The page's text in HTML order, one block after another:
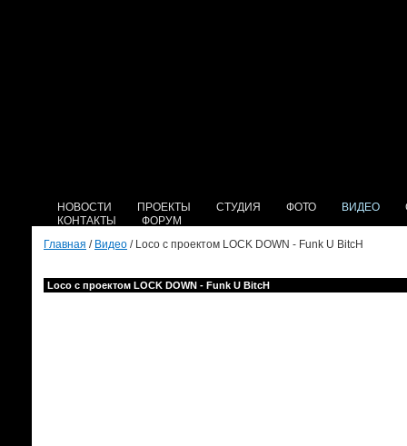
НОВОСТИ ПРОЕКТЫ СТУДИЯ ФОТО ВИДЕО
КОНТАКТЫ
ФОРУМ
Главная / Видео / Loco с проектом LOCK DOWN - Funk U BitсH
Loco с проектом LOCK DOWN - Funk U BitсH